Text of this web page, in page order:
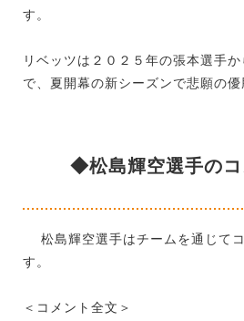
す。
リベッツは２０２５年の張本選手
で、夏開幕の新シーズンで悲願の優
◆松島輝空選手の
松島輝空選手はチームを通じて
す。
＜コメント全文＞